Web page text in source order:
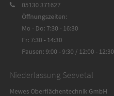
05130 371627
Öffnungszeiten:
Mo - Do: 7:30 - 16:30
Fr: 7:30 - 14:30
Pausen: 9:00 - 9:30 / 12:00 - 12:30
Niederlassung Seevetal
Mewes Oberflächentechnik GmbH